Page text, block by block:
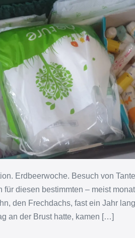
Erdbeerwoche. Besuch von
diesen bestimmten – meist
den Frechdachs, fast ein Jahr
an der Brust hatte, kamen […]